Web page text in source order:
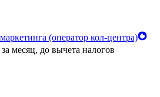
(оператор кол-центра)
за месяц, до вычета налогов